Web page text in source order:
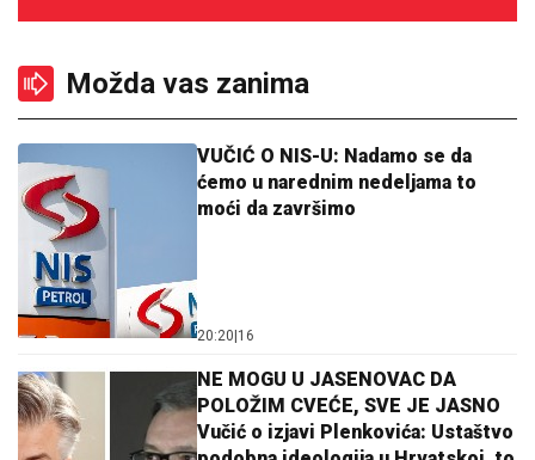
Možda vas zanima
VUČIĆ O NIS-U: Nadamo se da
ćemo u narednim nedeljama to
moći da završimo
20:20 16
NE MOGU U JASENOVAC DA
POLOŽIM CVEĆE, SVE JE JASNO
Vučić o izjavi Plenkovića: Ustaštvo